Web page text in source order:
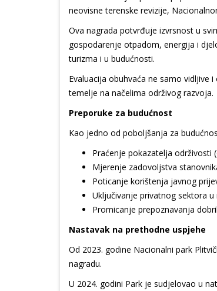
neovisne terenske revizije,
Ova nagrada potvrđuje izvrsnost u
gospodarenje otpadom, energija i
turizma i u budućnosti.
Evaluacija obuhvaća ne samo vidljive
temelje na načelima održivog razvoja.
Preporuke za budućnost
Kao jedno od poboljšanja za
Praćenje pokazatelja održivosti
Mjerenje zadovoljstva
Poticanje korištenja javnog
Uključivanje privatnog sektora
Promicanje prepoznavanja
Nastavak na prethodne uspjehe
Od 2023. godine Nacionalni park
nagradu.
U 2024. godini Park je sudjelovao u